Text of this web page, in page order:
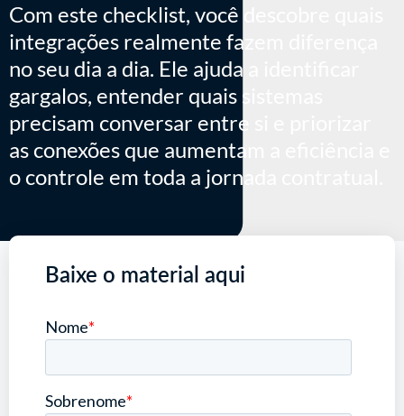
Com este checklist, você descobre quais
integrações realmente fazem diferença
no seu dia a dia. Ele ajuda a identificar
gargalos, entender quais sistemas
precisam conversar entre si e priorizar
as conexões que aumentam a eficiência e
o controle em toda a jornada contratual.
Baixe o material aqui